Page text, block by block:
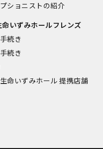
ショニストの紹介
命いずみホールフレンズ
続き
続き
命いずみホール 提携店舗